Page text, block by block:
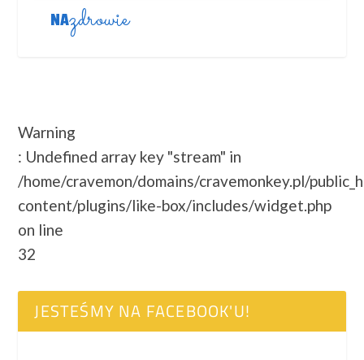
NAzdrowie
Warning
: Undefined array key "stream" in
/home/cravemon/domains/cravemonkey.pl/
content/plugins/like-box/includes/widget.php
on line
32
JESTEŚMY NA FACEBOOK'U!